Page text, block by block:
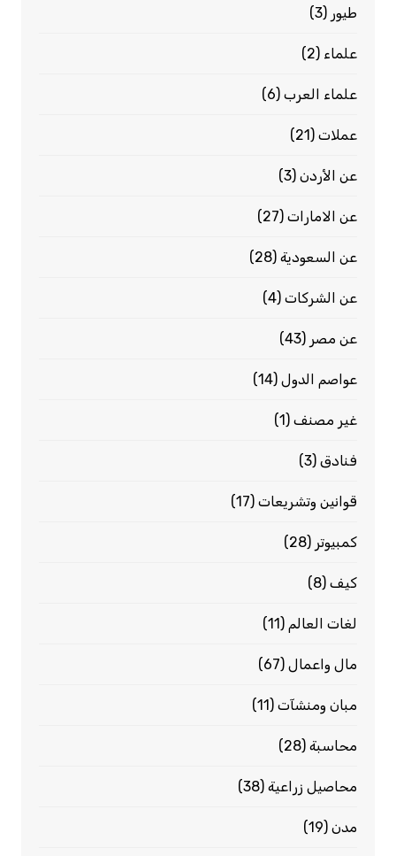
طيور (3)
علماء (2)
علماء العرب(6)
عملات(21)
عن الأردن(3)
عن الامارات(27)
عن السعودية(28)
عن الشركات(4)
عن مصر (43)
عواصم الدول(14)
غير مصنف(1)
فنادق(3)
قوانين وتشريعات(17)
كمبيوتر (28)
كيف(8)
لغات العالم (11)
مال واعمال(67)
مبان ومنشآت(11)
محاسبة(28)
محاصيل زراعية(38)
مدن(19)